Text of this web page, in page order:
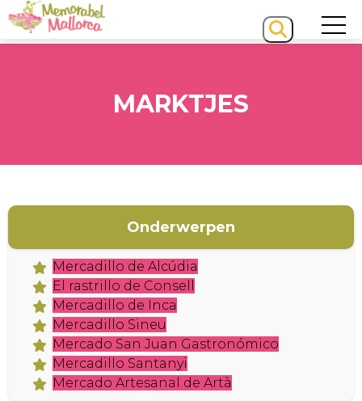
HOME
MARKTJES
Onderwerpen
Mercadillo de Alcúdia
El rastrillo de Consell
Mercadillo de Inca
Mercadillo Sineu
Mercado San Juan Gastronómico
Mercadillo Santanyi
Mercado Artesanal de Artà